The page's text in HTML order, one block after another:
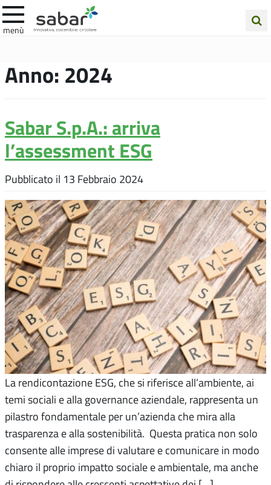
menù
sito
Anno: 2024
Sabar S.p.A.: arriva
l’assessment ESG
Pubblicato il 13 Febbraio 2024
La rendicontazione ESG, che si riferisce all’ambiente, ai
temi sociali e alla governance aziendale, rappresenta un
pilastro fondamentale per un’azienda che mira alla
trasparenza e alla sostenibilità. Questa pratica non solo
consente alle imprese di valutare e comunicare in modo
chiaro il proprio impatto sociale e ambientale, ma anche